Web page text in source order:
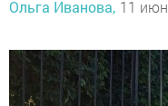
Ольга Иванова, 11